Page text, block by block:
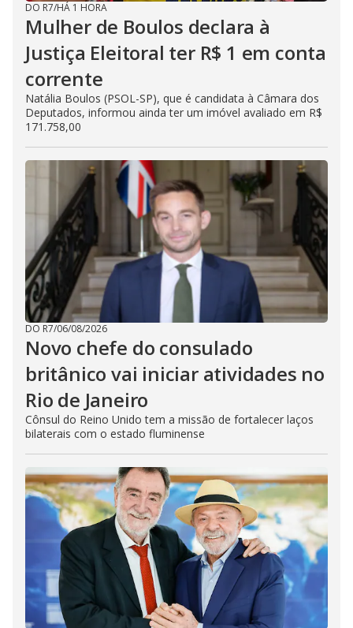
DO R7/HÁ 1 HORA
Mulher de Boulos declara à
Justiça Eleitoral ter R$ 1 em conta
corrente
Natália Boulos (PSOL-SP), que é candidata à Câmara dos
Deputados, informou ainda ter um imóvel avaliado em R$
171.758,00
DO R7/06/08/2026
Novo chefe do consulado
britânico vai iniciar atividades no
Rio de Janeiro
Cônsul do Reino Unido tem a missão de fortalecer laços
bilaterais com o estado fluminense